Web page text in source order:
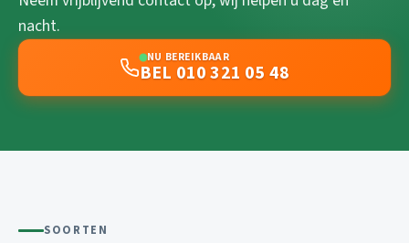
nacht.
NU BEREIKBAAR
BEL 010 321 05 48
SOORTEN